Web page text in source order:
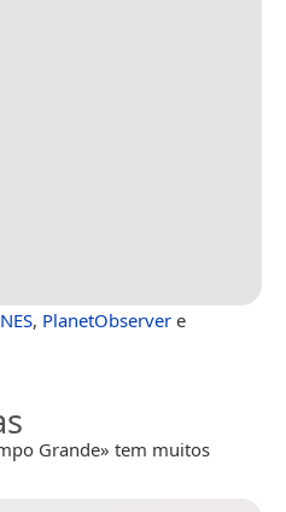
, PlanetObserver e
Grande» tem muitos